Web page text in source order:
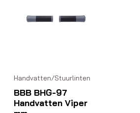
Handvatten/Stuurlinten
BBB BHG-97
Handvatten Viper